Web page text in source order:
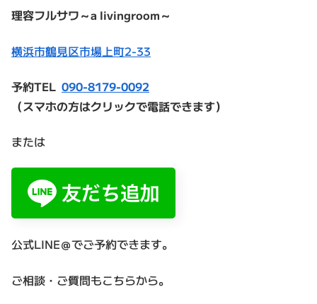
理容フルサワ～a livingroom～
横浜市鶴見区市場上町2-33
予約TEL 090-8179-0092
（スマホの方はクリックで電話できます）
または
公式LINE＠でご予約できます。
ご相談・ご質問もこちらから。